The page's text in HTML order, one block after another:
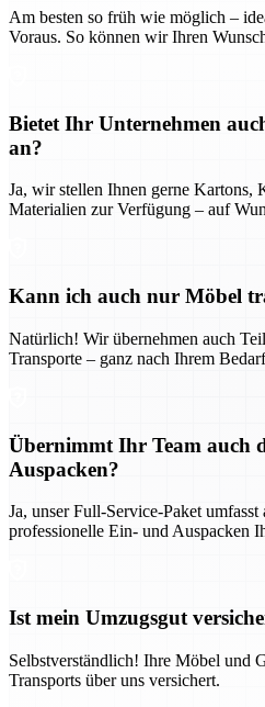
Am besten so früh wie möglich –
Voraus. So können wir Ihren
Bietet Ihr Unternehmen
an?
Ja, wir stellen Ihnen gerne Kartons,
Materialien zur Verfügung – auf
Kann ich auch nur Möbel
Natürlich! Wir übernehmen auch
Transporte – ganz nach Ihrem
Übernimmt Ihr Team auch
Auspacken?
Ja, unser Full-Service-Paket umfasst
professionelle Ein- und Auspacken
Ist mein Umzugsgut
Selbstverständlich! Ihre Möbel und
Transports über uns versichert.